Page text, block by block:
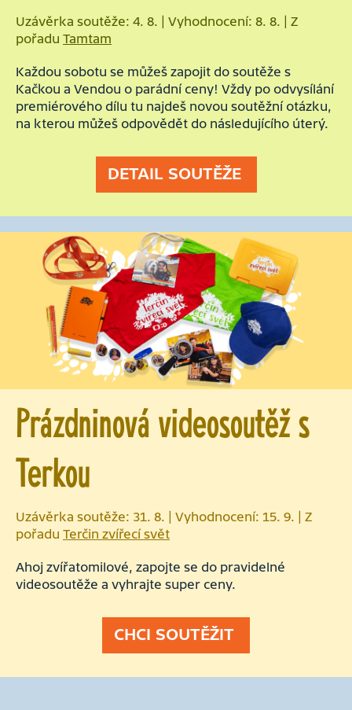
Uzávěrka soutěže: 4. 8. | Vyhodnocení: 8. 8. | Z
pořadu Tamtam
Každou sobotu se můžeš zapojit do soutěže s
Kačkou a Vendou o parádní ceny! Vždy po odvysílání
premiérového dílu tu najdeš novou soutěžní otázku,
na kterou můžeš odpovědět do následujícího úterý.
DETAIL SOUTĚŽE
Prázdninová videosoutěž s
Terkou
Uzávěrka soutěže: 31. 8. | Vyhodnocení: 15. 9. | Z
pořadu Terčin zvířecí svět
Ahoj zvířatomilové, zapojte se do pravidelné
videosoutěže a vyhrajte super ceny.
CHCI SOUTĚŽIT